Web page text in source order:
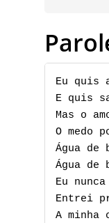
Eu quis
E quis
Mas o
O medo
Água de
Água de
Eu
Entrei
A minha